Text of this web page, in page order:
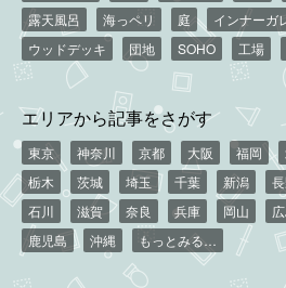
露天風呂
海っペリ 庭 インナーガ
ウッドデッキ
団地 SOHO 工場
エリアから記事をさがす
東京 神奈川 京都 大阪 福岡
栃木
茨城 埼玉 千葉 新潟
石川
滋賀 奈良 兵庫 岡山
鹿児島
沖縄 もっとみる…